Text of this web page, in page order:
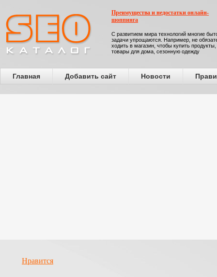
Преимущества и недостатки онлайн-
шоппинга
С развитием мира технологий многие
задачи упрощаются. Например, не
ходить в магазин, чтобы купить продукты,
товары для дома, сезонную одежду
Главная Добавить сайт Новости
Нравится